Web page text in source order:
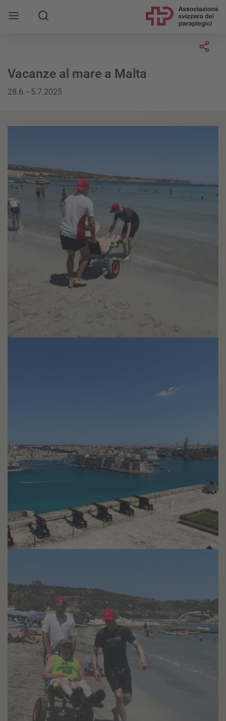
Vacanze al mare a Malta
28.6.–5.7.2025